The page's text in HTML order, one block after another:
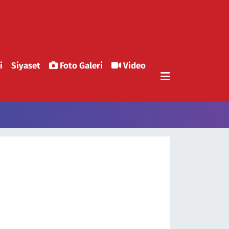
Siyaset Foto Galeri
Video